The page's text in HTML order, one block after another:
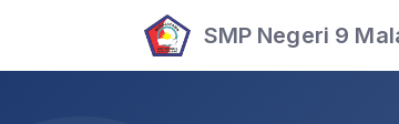
SMP Negeri 9